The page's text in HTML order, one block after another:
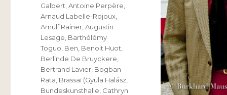
Galbert ,Antoine Perpère
Arnaud Labelle-Rojoux
Arnulf Rainer ,Augustin
Lesage Barthélémy
Toguo Ben Benoit Huot
Berlinde De Bruyckere
Bertrand Lavier Bogban
Rata Brassaï (Gyula Halász
Bundeskunsthalle Cathryn